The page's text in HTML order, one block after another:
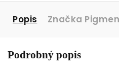
Popis Značka
Podrobný popis